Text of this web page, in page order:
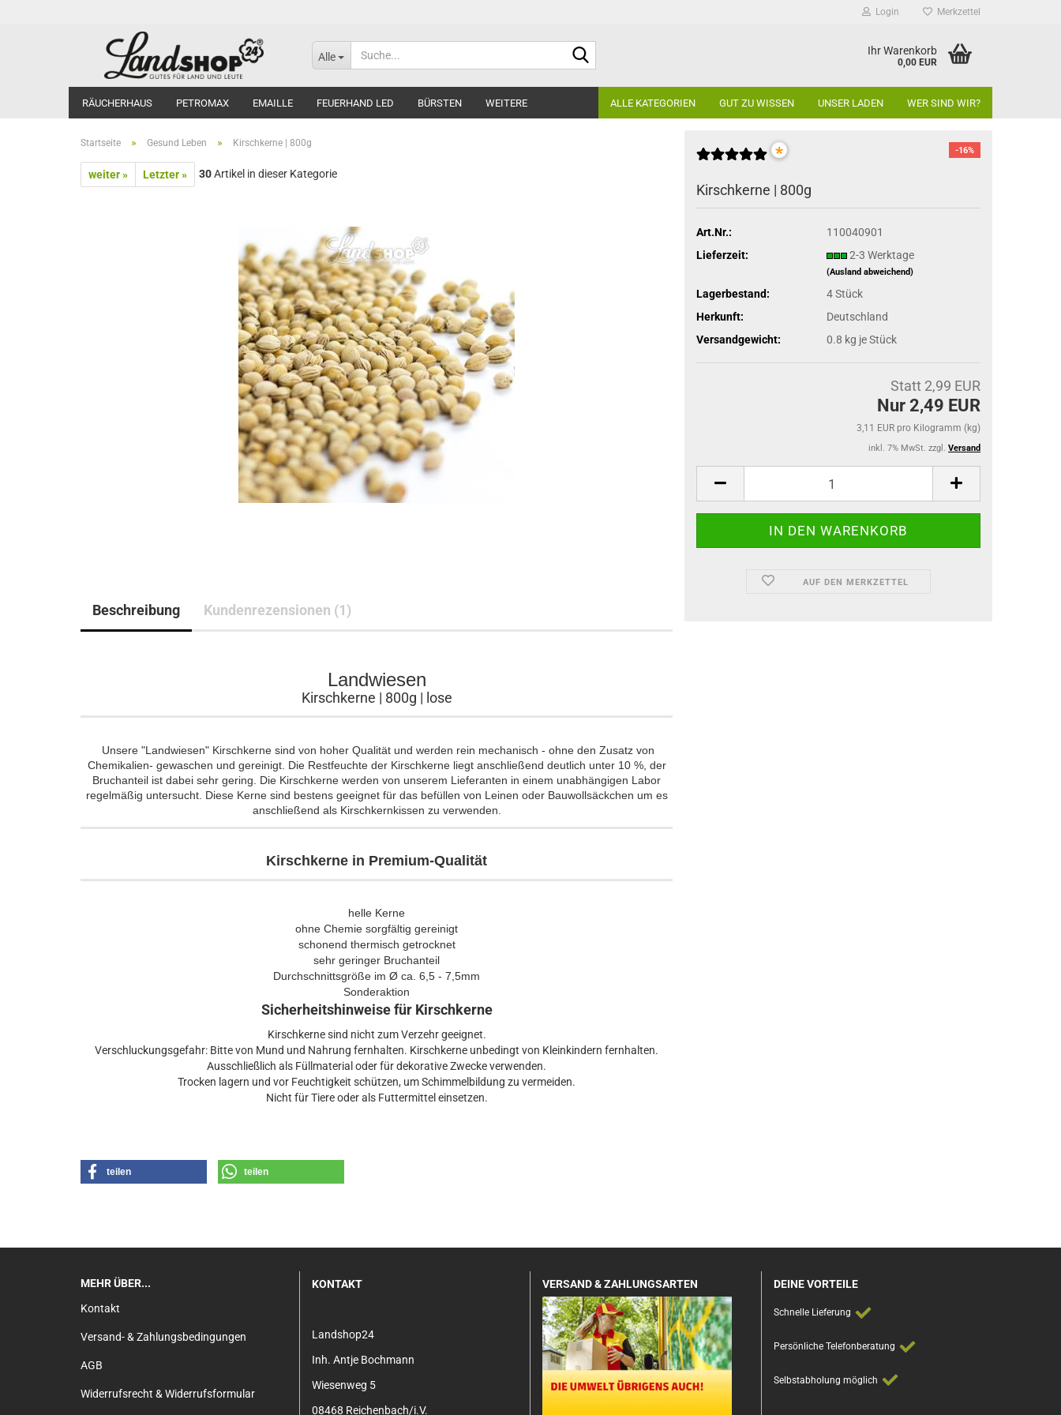
Login Merkzettel
Alle Ihr Warenkorb
0,00 EUR
RÄUCHERHAUS PETROMAX EMAILLE FEUERHAND LED BÜRSTEN ALLE KATEGORIEN GUT ZU WISSEN UNSER LADEN WER SIND WIR?
WEITERE
Startseite » Gesund Leben » Kirschkerne | 800g
weiter » Letzter » 30Artikel in dieser Kategorie
-16%
*
Kirschkerne | 800g
Art.Nr.:
110040901
Lieferzeit:
2-3 Werktage
(Ausland abweichend)
Lagerbestand: 4Stück
Herkunft:
Deutschland
Versandgewicht:
0.8 kg je Stück
Statt 2,99 EUR
Nur 2,49 EUR
3,11 EUR pro Kilogramm (kg)
inkl. 7% MwSt. zzgl. Versand
AUF DEN MERKZETTEL
Beschreibung Kundenrezensionen (1)
Landwiesen
Kirschkerne | 800g | lose
Unsere "Landwiesen" Kirschkerne sind von hoher Qualität und werden rein mechanisch - ohne den Zusatz von
Chemikalien- gewaschen und gereinigt. Die Restfeuchte der Kirschkerne liegt anschließend deutlich unter 10 %, der
Bruchanteil ist dabei sehr gering. Die Kirschkerne werden von unserem Lieferanten in einem unabhängigen Labor
regelmäßig untersucht. Diese Kerne sind bestens geeignet für das befüllen von Leinen oder Bauwollsäckchen um es
anschließend als Kirschkernkissen zu verwenden.
Kirschkerne in Premium-Qualität
helle Kerne
ohne Chemie sorgfältig gereinigt
schonend thermisch getrocknet
sehr geringer Bruchanteil
Durchschnittsgröße im Ø ca. 6,5 - 7,5mm
Sonderaktion
Sicherheitshinweise für Kirschkerne
Kirschkerne sind nicht zum Verzehr geeignet.
Verschluckungsgefahr: Bitte von Mund und Nahrung fernhalten. Kirschkerne unbedingt von Kleinkindern fernhalten.
Ausschließlich als Füllmaterial oder für dekorative Zwecke verwenden.
Trocken lagern und vor Feuchtigkeit schützen, um Schimmelbildung zu vermeiden.
Nicht für Tiere oder als Futtermittel einsetzen.
teilen teilen
MEHR ÜBER...
Kontakt
Versand- & Zahlungsbedingungen
AGB
Widerrufsrecht & Widerrufsformular
KONTAKT
Landshop24
Inh. Antje Bochmann
Wiesenweg 5
08468 Reichenbach/i.V.
VERSAND & ZAHLUNGSARTEN DEINE VORTEILE
Schnelle Lieferung
Persönliche Telefonberatung
Selbstabholung möglich